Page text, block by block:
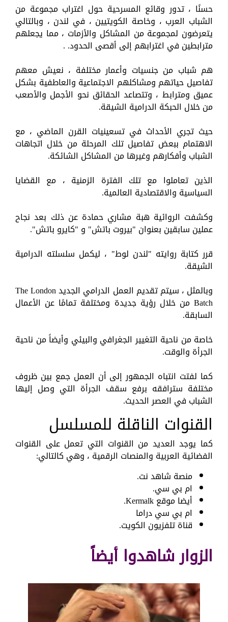
حسنًا ، تدور وقائع المسرحية حول اغتراب مجموعة من
الشباب العرب ، وخاصة الكويتيين ، في لندن ، وبالتالي
يتعرضون لمجموعة من المشاكل والأزمات ، مما يجعلهم
مترابطين في اغترابهم إلى أقصى الحدود. .
هم شباب من جنسيات وأعمار مختلفة ، نعيش معهم
تفاصيل حياتهم ومشاكلهم الاجتماعية والعاطفية بشكل
عميق ومترابط ، وتتصاعد الحقائق نحو الأجمل والأصعب
من خلال الحبكة الدرامية الشيقة.
حيث تجري الأحداث في تسعينيات القرن الماضي ، مع
الاهتمام ببعض تفاصيل تلك المرحلة من خلال اتجاهات
الشباب وأفكارهم وغيرها من المشاكل الشائكة.
الذين تعاملوا مع تلك الفترة الزمنية ، مع القضايا
السياسية والاقتصادية العالمية.
وكشفت الروائية هبة مشاري حمادة عن ذلك بعد نجاح
عملين سابقين بعنوان "بيروت باتش" و "كايرو باتش".
قرر كتابة روايته "لندن لوط" ، ليكمل سلسلته الدرامية
الشيقة.
وبالمثل ، سيتم تقديم العمل الدرامي الجديد The London
Batch من خلال رؤية جديدة ومختلفة تمامًا عن الأعمال
السابقة.
خاصة من ناحية التغيير الجغرافي والبيئي وأيضاً من ناحية
الجرأة والوقت.
كما لفتت انتباه الجمهور إلى أن العمل جمع بين ظروف
مختلفة سترافقه برفع سقف الجرأة التي وصل إليها
الشباب في العصر الحديث.
القنوات الناقلة للمسلسل
كما يوجد العديد من القنوات التي تعمل على القنوات
الفضائية العربية والمنصات الرقمية ، وهي كالتالي:
منصة شاهد نت.
ام بي سي.
أيضا موقع Kermalk.
ام بي سي دراما
قناة تلفزيون الكويت.
الزوار شاهدوا أيضاً